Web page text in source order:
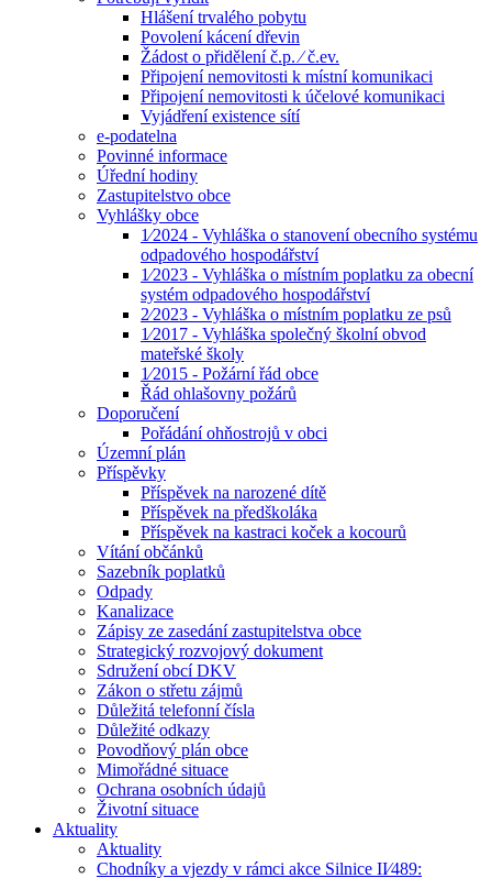
Hlášení trvalého pobytu
Povolení kácení dřevin
Žádost o přidělení č.p. ⁄ č.ev.
Připojení nemovitosti k místní komunikaci
Připojení nemovitosti k účelové komunikaci
Vyjádření existence sítí
e-podatelna
Povinné informace
Úřední hodiny
Zastupitelstvo obce
Vyhlášky obce
1⁄2024 - Vyhláška o stanovení obecního systému
odpadového hospodářství
1⁄2023 - Vyhláška o místním poplatku za obecní
systém odpadového hospodářství
2⁄2023 - Vyhláška o místním poplatku ze psů
1⁄2017 - Vyhláška společný školní obvod
mateřské školy
1⁄2015 - Požární řád obce
Řád ohlašovny požárů
Doporučení
Pořádání ohňostrojů v obci
Územní plán
Příspěvky
Příspěvek na narozené dítě
Příspěvek na předškoláka
Příspěvek na kastraci koček a kocourů
Vítání občánků
Sazebník poplatků
Odpady
Kanalizace
Zápisy ze zasedání zastupitelstva obce
Strategický rozvojový dokument
Sdružení obcí DKV
Zákon o střetu zájmů
Důležitá telefonní čísla
Důležité odkazy
Povodňový plán obce
Mimořádné situace
Ochrana osobních údajů
Životní situace
Aktuality
Aktuality
Chodníky a vjezdy v rámci akce Silnice II⁄489: